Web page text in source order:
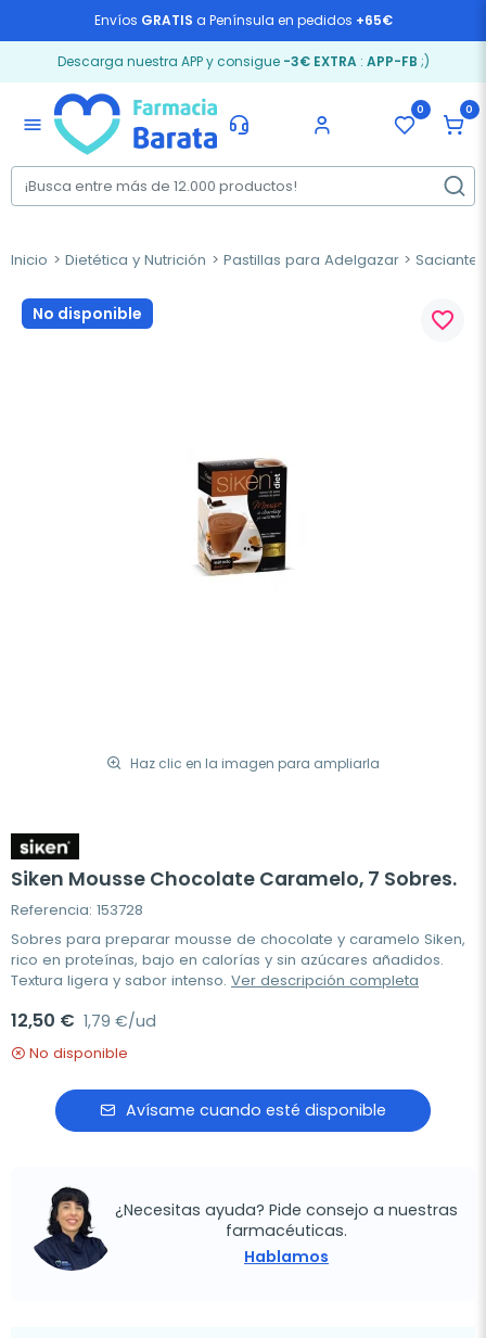
Envíos GRATIS a Península en pedidos +65€
Descarga nuestra APP y consigue -3€ EXTRA: APP-FB ;)
menu
0 0
Inicio Dietética y Nutrición Pastillas para Adelgazar Saciantes
No disponible
Haz clic en la imagen para ampliarla
favorite_border
Siken Mousse Chocolate Caramelo, 7 Sobres.
Referencia: 153728
Sobres para preparar mousse de chocolate y caramelo Siken,
rico en proteínas, bajo en calorías y sin azúcares añadidos.
Textura ligera y sabor intenso. Ver descripción completa
12,50 € 1,79 €/ud
No disponible
Avísame cuando esté disponible
¿Necesitas ayuda? Pide consejo a nuestras
farmacéuticas.
Hablamos